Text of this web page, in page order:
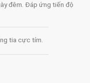
đêm. Đáp ứng tiến độ
tia cực tím.